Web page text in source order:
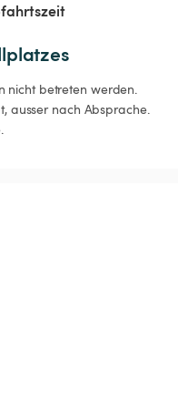
nicht betreten werden.
ausser nach Absprache.